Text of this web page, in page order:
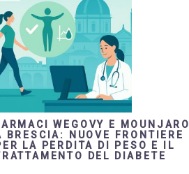
WEGOVY E MOUNJARO
BRESCIA: NUOVE FRONTIERE
LA PERDITA DI PESO E IL
DEL DIABETE